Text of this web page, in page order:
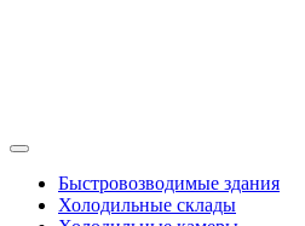
Быстровозводимые здания
Холодильные склады